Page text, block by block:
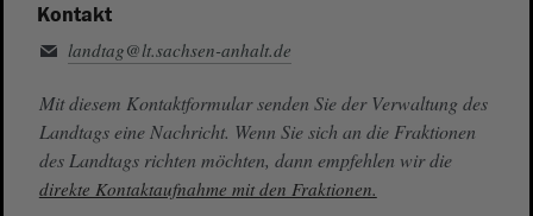
Kontakt
landtag@lt.sachsen-anhalt.de
Mit diesem Kontaktformular senden Sie der Verwaltung des
Landtags eine Nachricht. Wenn Sie sich an die Fraktionen
des Landtags richten möchten, dann empfehlen wir die
direkte Kontaktaufnahme mit den Fraktionen.